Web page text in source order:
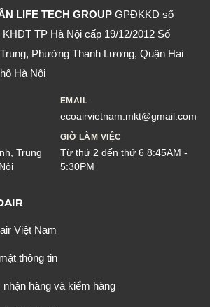
LIFE TECH GROUP GPĐKKD số
TP Hà Nội cấp 19/12/2012 Số
Phường Thanh Lương, Quận Hai
Hà Nội
EMAIL
ecoairvietnam.mkt@gmail.com
Trung
GIỜ LÀM VIỆC
Từ thứ 2 đến thứ 6 8:45AM -
5:30PM
Việt Nam
thông tin
hàng và kiểm hàng